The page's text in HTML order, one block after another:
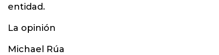
entidad.
La opinión
Michael Rúa